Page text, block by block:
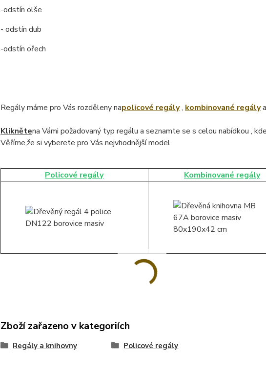
-odstín olše
- odstín dub
-odstín ořech
Regály máme pro Vás rozděleny napolicové regály, kombinované regálya
Kliknětena Vámi požadovaný typ regálu a seznamte se s celou nabídkou ,
Věříme,že si vyberete pro Vás nejvhodnější model.
Policové regály Kombinované regály
Zboží zařazeno v kategoriích
Regály a knihovny Policové regály